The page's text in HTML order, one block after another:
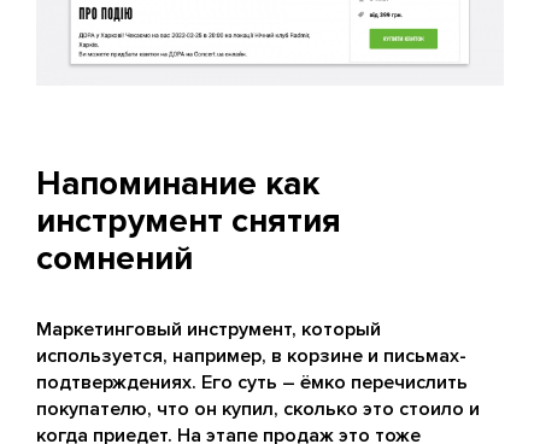
Напоминание как
инструмент снятия
сомнений
Маркетинговый инструмент, который
используется, например, в корзине и письмах-
подтверждениях. Его суть – ёмко перечислить
покупателю, что он купил, сколько это стоило и
когда приедет. На этапе продаж это тоже